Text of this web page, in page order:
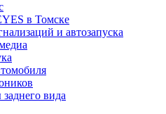
в Томске
и автозапуска
вида